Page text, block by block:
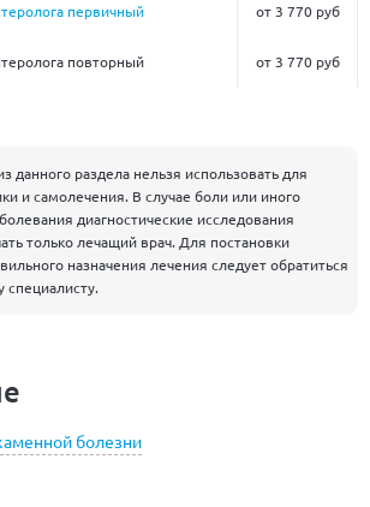
первичный от 3 770 руб
повторный от 3 770 руб
данного раздела нельзя использовать для
и самолечения. В случае боли или иного
диагностические исследования
только лечащий врач. Для постановки
назначения лечения следует обратиться
специалисту.
болезни